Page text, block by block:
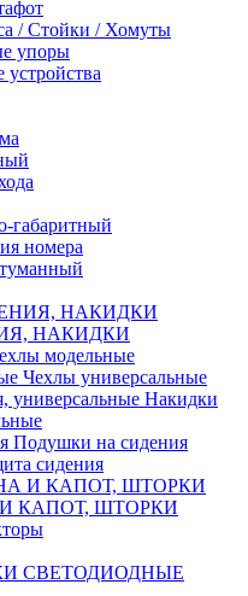
/ Стойки / Хомуты
упоры
габаритный
номера
НАКИДКИ
модельные
Чехлы универсальные
Накидки
Подушки на сидения
сидения
КАПОТ, ШТОРКИ
СВЕТОДИОДНЫЕ